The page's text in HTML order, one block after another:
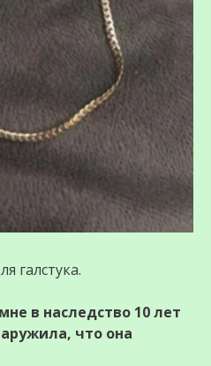
галстука.
в наследство 10 лет
что она